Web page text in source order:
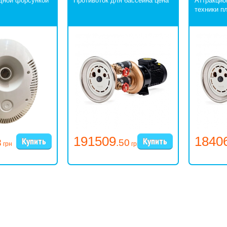
грн 191509.50 грн
техники